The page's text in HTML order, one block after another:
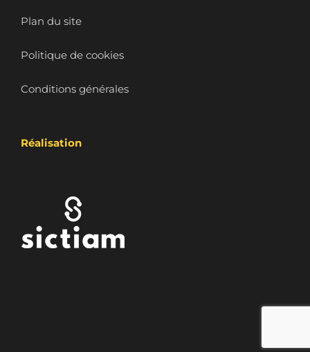
Plan du site
Politique de cookies
Conditions générales
Réalisation